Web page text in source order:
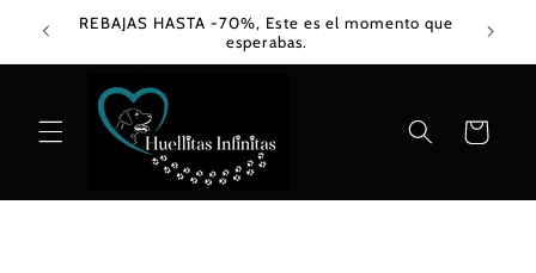
directamenteREBAJAS HASTA -70%, Este es el momento que
esperabas.
Carrito